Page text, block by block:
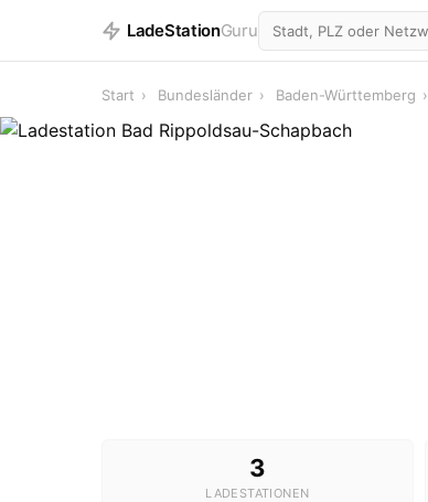
LadeStationGuru
Start › Bundesländer › Baden-Württemberg ›
3
LADESTATIONEN